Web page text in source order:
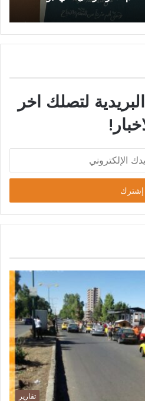
العتمة واقتصاد النجاة في السويداء.
لتصلك اخر
تقارير